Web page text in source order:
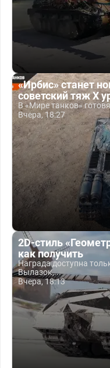
«Ирбис» станет
советский тяж X
В «Мире танков»
Вчера, 18:27
2D-стиль
как получить
Награда доступна
Вылазок,...
Вчера, 18:13